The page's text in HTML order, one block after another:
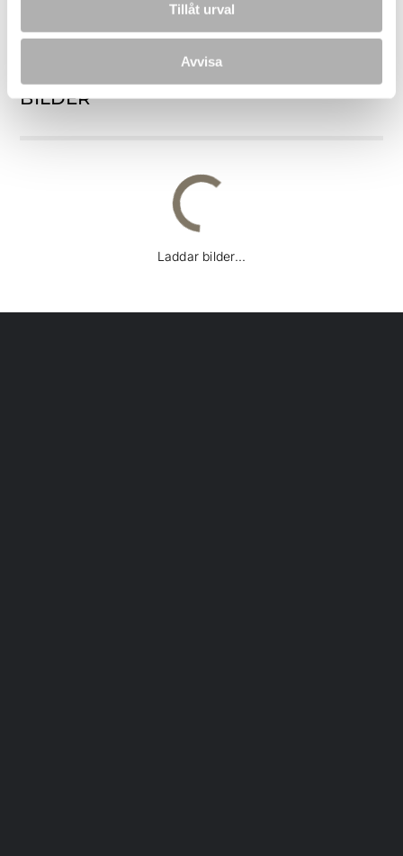
Tillåt urval
Avvisa
BILDER
Laddar bilder...